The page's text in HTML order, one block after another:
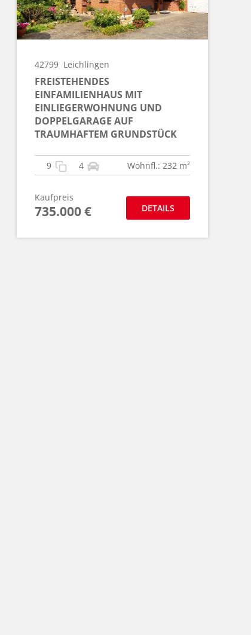
42799 Leichlingen
FREISTEHENDES
EINFAMILIENHAUS MIT
EINLIEGERWOHNUNG UND
DOPPELGARAGE AUF
TRAUMHAFTEM GRUNDSTÜCK
9 4 Wohnfl.: 232 m²
Kaufpreis
735.000 € DETAILS